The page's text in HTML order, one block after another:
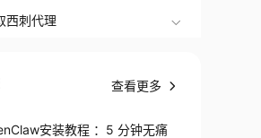
西刺代理
查看更多
安装教程 ：5 分钟无痛